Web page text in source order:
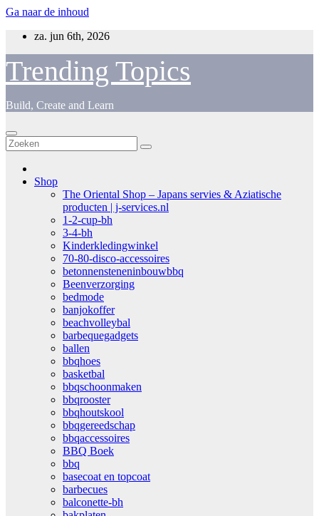
Ga naar de inhoud
za. jun 6th, 2026
Trending Topics
Build, Create and Learn
Shop
The Oriental Shop – Japans servies & Aziatische
producten | j-services.nl
1-2-cup-bh
3-4-bh
Kinderkledingwinkel
70-80-disco-accessoires
betonnensteneninbouwbbq
Beenverzorging
bedmode
banjokoffer
beachvolleybal
barbequegadgets
ballen
bbqhoes
basketbal
bbqschoonmaken
bbqrooster
bbqhoutskool
bbqgereedschap
bbqaccessoires
BBQ Boek
bbq
basecoat en topcoat
barbecues
balconette-bh